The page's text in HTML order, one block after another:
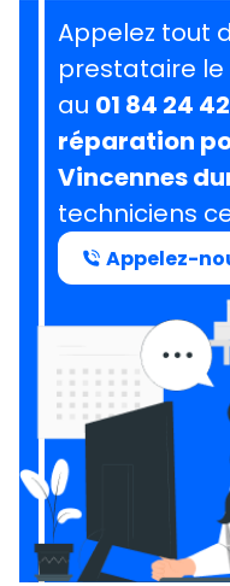
Appelez tout
prestataire le
au 01 84 24
réparation
Vincennes
techniciens
Appelez-